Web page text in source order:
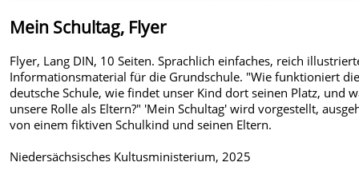
Mein Schultag, Flyer
Flyer, Lang DIN, 10 Seiten. Sprachlich einfaches, reich
Informationsmaterial für die Grundschule. "Wie funktioniert
deutsche Schule, wie findet unser Kind dort seinen Platz, und
unsere Rolle als Eltern?" 'Mein Schultag' wird vorgestellt,
von einem fiktiven Schulkind und seinen Eltern.
Niedersächsisches Kultusministerium, 2025